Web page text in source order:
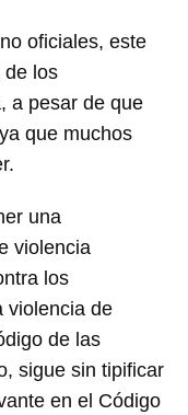
oficiales, este
de los
a pesar de que
que muchos
una
violencia
los
violencia de
de las
sigue sin tipificar
en el Código